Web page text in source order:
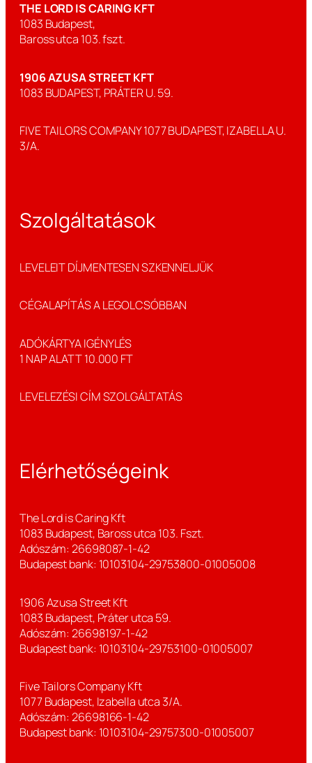
THE LORD IS CARING KFT
1083 Budapest,
Baross utca 103. fszt.
1906 AZUSA STREET KFT
1083 BUDAPEST, PRÁTER U. 59.
FIVE TAILORS COMPANY 1077 BUDAPEST, IZABELLA U.
3/A.
Szolgáltatások
LEVELEIT DÍJMENTESEN SZKENNELJÜK
CÉGALAPÍTÁS A LEGOLCSÓBBAN
ADÓKÁRTYA IGÉNYLÉS
1 NAP ALATT 10.000 FT
LEVELEZÉSI CÍM SZOLGÁLTATÁS
Elérhetőségeink
The Lord is Caring Kft
1083 Budapest, Baross utca 103. Fszt.
Adószám: 26698087-1-42
Budapest bank: 10103104-29753800-01005008
1906 Azusa Street Kft
1083 Budapest, Práter utca 59.
Adószám: 26698197-1-42
Budapest bank: 10103104-29753100-01005007
Five Tailors Company Kft
1077 Budapest, Izabella utca 3/A.
Adószám: 26698166-1-42
Budapest bank: 10103104-29757300-01005007